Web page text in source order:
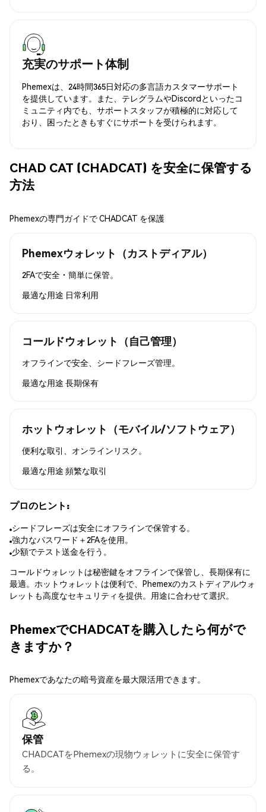
充実のサポート体制
Phemexは、24時間365日対応の多言語カスタマーサポート
を提供しています。また、テレグラムやDiscordといったコ
ミュニティ内でも、サポートスタッフが積極的に対応して
おり、困ったときもすぐにサポートを受けられます。
CHAD CAT (CHADCAT) を安全に保管する
方法
Phemexの専門ガイドで CHADCAT を保護
Phemexウォレット（カストディアル）
2FAで安全・簡単に保管。
最適な用途 日常利用
コールドウォレット（自己管理）
オフラインで安全、シードフレーズ管理。
最適な用途 長期保有
ホットウォレット（モバイル/ソフトウェア）
便利な取引、オンラインリスク。
最適な用途 頻繁な取引
プロのヒント:
シードフレーズは安全にオフラインで保管する。
強力なパスワード＋2FAを使用。
少額でテスト送金を行う。
コールドウォレットは秘密鍵をオフラインで保管し、長期保有に
最適。ホットウォレットは便利で、Phemexのカストディアルウォ
レットも高度なセキュリティを提供。用途に合わせて選択。
PhemexでCHADCATを購入したら何がで
きますか？
Phemexであなたの暗号資産を最大限活用できます。
保管
CHADCATをPhemexの現物ウォレットに安全に保管す
る。